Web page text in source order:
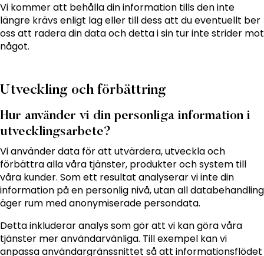
Vi kommer att behålla din information tills den inte
längre krävs enligt lag eller till dess att du eventuellt ber
oss att radera din data och detta i sin tur inte strider mot
något.
Utveckling och förbättring
Hur använder vi din personliga information i
utvecklingsarbete?
Vi använder data för att utvärdera, utveckla och
förbättra alla våra tjänster, produkter och system till
våra kunder. Som ett resultat analyserar vi inte din
information på en personlig nivå, utan all databehandling
äger rum med anonymiserade persondata.
Detta inkluderar analys som gör att vi kan göra våra
tjänster mer användarvänliga. Till exempel kan vi
anpassa användargränssnittet så att informationsflödet